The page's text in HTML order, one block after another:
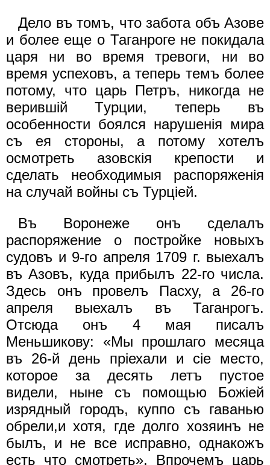
Дело въ томъ, что забота объ Азове
и более еще о Таганроге не покидала
царя ни во время тревоги, ни во
время успеховъ, а теперь темъ более
потому, что царь Петръ, никогда не
верившiй Tурции, теперь въ
особенности боялся нарушенiя мира
съ ея стороны, а потому хотелъ
осмотреть азовскiя крепости и
сделать необходимыя распоряженiя
на случай войны съ Турцiей.
Въ Воронеже онъ сделалъ
распоряжение о постройке новыхъ
судовъ и 9-го апреля 1709 г. выехалъ
въ Азовъ, куда прибылъ 22-го числа.
Здесь онъ провелъ Пасху, а 26-го
апреля выехалъ въ Таганрогъ.
Отсюда онъ 4 мая писалъ
Меньшикову: «Мы прошлаго месяца
въ 26-й день прiехали и cie место,
которое за десять летъ пустое
видели, ныне съ помощью Божiей
изрядный городъ, куппо съ гаванью
обрели,и хотя, где долго хозяинъ не
былъ, и не все исправно, однакожъ
есть что смотреть». Впрочемъ царь